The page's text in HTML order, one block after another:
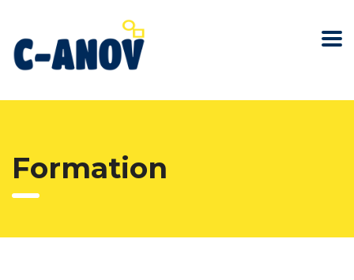
Formation